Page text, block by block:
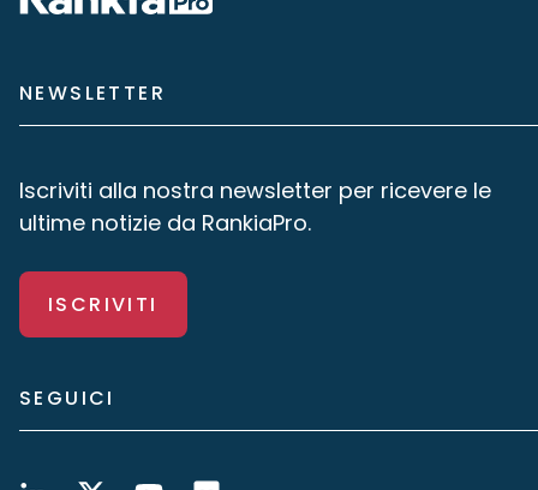
NEWSLETTER
Iscriviti alla nostra newsletter per ricevere le
ultime notizie da RankiaPro.
ISCRIVITI
SEGUICI